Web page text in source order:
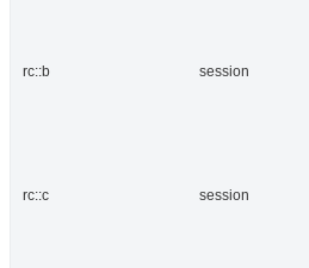
rc::b session
rc::c session